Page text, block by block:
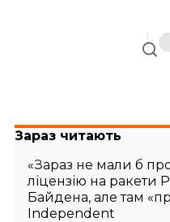
Зараз читають
«Зараз не мали б
ліцензію на ракети
Байдена, але там
Independent